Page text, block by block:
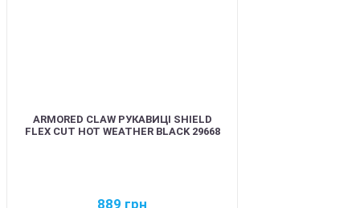
ARMORED CLAW РУКАВИЦІ SHIELD
FLEX CUT HOT WEATHER BLACK 29668
889 грн